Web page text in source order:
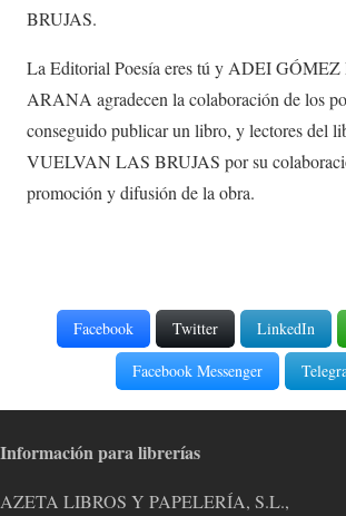
BRUJAS.
La Editorial Poesía eres tú y ADEI
ARANA agradecen la colaboración de los
conseguido publicar un libro, y lectores del
VUELVAN LAS BRUJAS por su
promoción y difusión de la obra.
Facebook Twitter LinkedIn
Facebook Messenger
Información para librerías
AZETA LIBROS Y PAPELERÍA, S.L.,